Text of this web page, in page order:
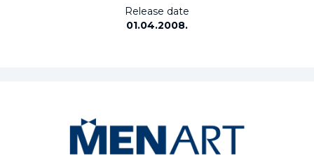
Release date
01.04.2008.